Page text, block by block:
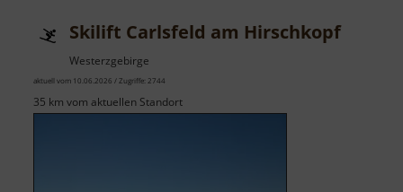
Arboretum
Skilift Carlsfeld am Hirschkopf
Westerzgebirge
aktuell vom 10.06.2026 / Zugriffe: 2744
35 km vom aktuellen Standort